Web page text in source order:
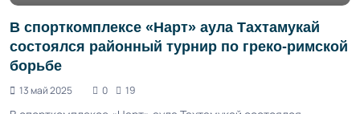
В спорткомплексе «Нарт» аула Тахтамукай
состоялся районный турнир по греко-римской
борьбе
13 май 2025 0 19